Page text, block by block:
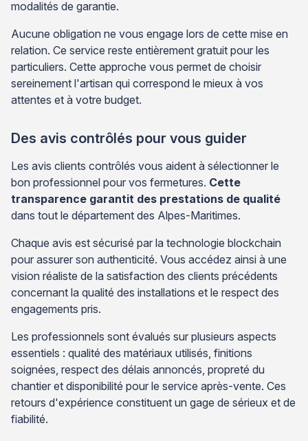
modalités de garantie.
Aucune obligation ne vous engage lors de cette mise en
relation. Ce service reste entièrement gratuit pour les
particuliers. Cette approche vous permet de choisir
sereinement l'artisan qui correspond le mieux à vos
attentes et à votre budget.
Des avis contrôlés pour vous guider
Les avis clients contrôlés vous aident à sélectionner le
bon professionnel pour vos fermetures. Cette
transparence garantit des prestations de qualité
dans tout le département des Alpes-Maritimes.
Chaque avis est sécurisé par la technologie blockchain
pour assurer son authenticité. Vous accédez ainsi à une
vision réaliste de la satisfaction des clients précédents
concernant la qualité des installations et le respect des
engagements pris.
Les professionnels sont évalués sur plusieurs aspects
essentiels : qualité des matériaux utilisés, finitions
soignées, respect des délais annoncés, propreté du
chantier et disponibilité pour le service après-vente. Ces
retours d'expérience constituent un gage de sérieux et de
fiabilité.